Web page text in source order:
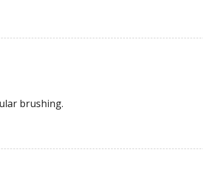
brushing.